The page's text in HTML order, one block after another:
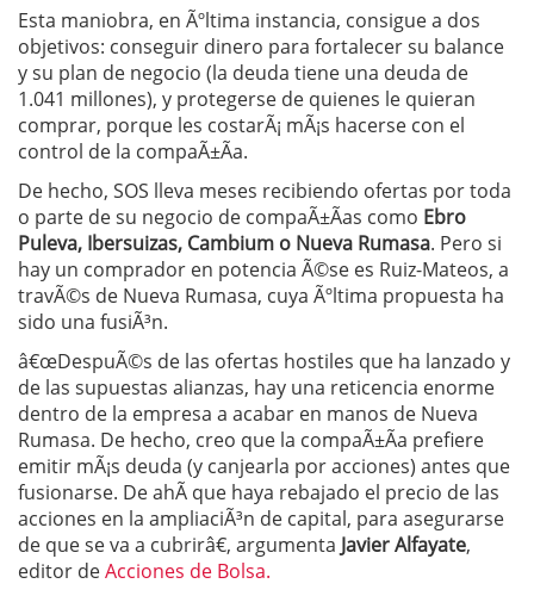
Esta maniobra, en Ãºltima instancia, consigue a dos
objetivos: conseguir dinero para fortalecer su balance
y su plan de negocio (la deuda tiene una deuda de
1.041 millones), y protegerse de quienes le quieran
comprar, porque les costarÃ¡ mÃ¡s hacerse con el
control de la compaÃ±Ã­a.
De hecho, SOS lleva meses recibiendo ofertas por toda
o parte de su negocio de compaÃ±Ã­as como Ebro
Puleva, Ibersuizas, Cambium o Nueva Rumasa. Pero si
hay un comprador en potencia Ã©se es Ruiz-Mateos, a
travÃ©s de Nueva Rumasa, cuya Ãºltima propuesta ha
sido una fusiÃ³n.
â€œDespuÃ©s de las ofertas hostiles que ha lanzado y
de las supuestas alianzas, hay una reticencia enorme
dentro de la empresa a acabar en manos de Nueva
Rumasa. De hecho, creo que la compaÃ±Ã­a prefiere
emitir mÃ¡s deuda (y canjearla por acciones) antes que
fusionarse. De ahÃ­ que haya rebajado el precio de las
acciones en la ampliaciÃ³n de capital, para asegurarse
de que se va a cubrirâ€, argumenta Javier Alfayate,
editor deAcciones de Bolsa.